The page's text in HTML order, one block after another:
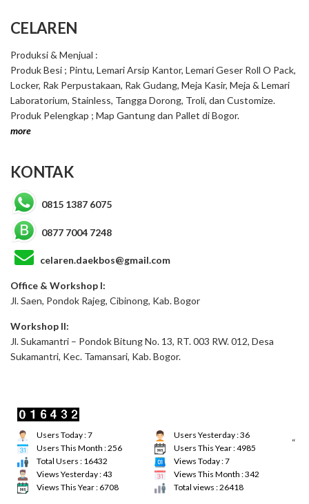
CELAREN
Produksi & Menjual :
Produk Besi ; Pintu, Lemari Arsip Kantor, Lemari Geser Roll O Pack,
Locker, Rak Perpustakaan, Rak Gudang, Meja Kasir, Meja & Lemari
Laboratorium, Stainless, Tangga Dorong, Troli, dan Customize.
Produk Pelengkap ; Map Gantung dan Pallet di Bogor.
more
KONTAK
0815 1387 6075
0877 7004 7248
celaren.daekbos@gmail.com
Office & Workshop I:
Jl. Saen, Pondok Rajeg, Cibinong, Kab. Bogor
Workshop II:
Jl. Sukamantri – Pondok Bitung No. 13, RT. 003 RW. 012, Desa
Sukamantri, Kec. Tamansari, Kab. Bogor.
Users Today : 7
Users Yesterday : 36
Users This Month : 256
Users This Year : 4985
Total Users : 16432
Views Today : 7
Views Yesterday : 43
Views This Month : 342
Views This Year : 6708
Total views : 26418
“